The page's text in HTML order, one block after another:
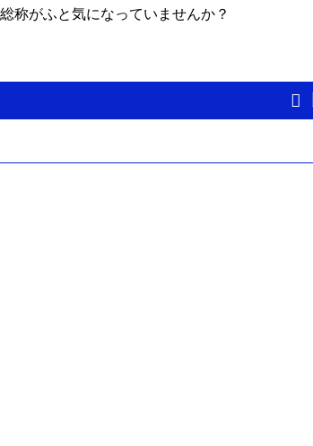
称がふと気になっていませんか？